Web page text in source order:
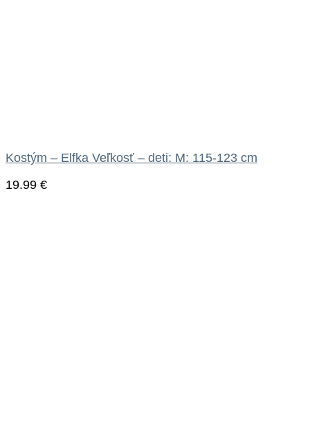
Kostým – Elfka Veľkosť – deti: M: 115-123 cm
19.99 €